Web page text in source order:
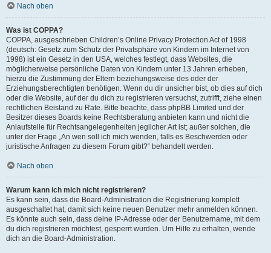
Nach oben
Was ist COPPA?
COPPA, ausgeschrieben Children’s Online Privacy Protection Act of 1998
(deutsch: Gesetz zum Schutz der Privatsphäre von Kindern im Internet von
1998) ist ein Gesetz in den USA, welches festlegt, dass Websites, die
möglicherweise persönliche Daten von Kindern unter 13 Jahren erheben,
hierzu die Zustimmung der Eltern beziehungsweise des oder der
Erziehungsberechtigten benötigen. Wenn du dir unsicher bist, ob dies auf dich
oder die Website, auf der du dich zu registrieren versuchst, zutrifft, ziehe einen
rechtlichen Beistand zu Rate. Bitte beachte, dass phpBB Limited und der
Besitzer dieses Boards keine Rechtsberatung anbieten kann und nicht die
Anlaufstelle für Rechtsangelegenheiten jeglicher Art ist; außer solchen, die
unter der Frage „An wen soll ich mich wenden, falls es Beschwerden oder
juristische Anfragen zu diesem Forum gibt?“ behandelt werden.
Nach oben
Warum kann ich mich nicht registrieren?
Es kann sein, dass die Board-Administration die Registrierung komplett
ausgeschaltet hat, damit sich keine neuen Benutzer mehr anmelden können.
Es könnte auch sein, dass deine IP-Adresse oder der Benutzername, mit dem
du dich registrieren möchtest, gesperrt wurden. Um Hilfe zu erhalten, wende
dich an die Board-Administration.